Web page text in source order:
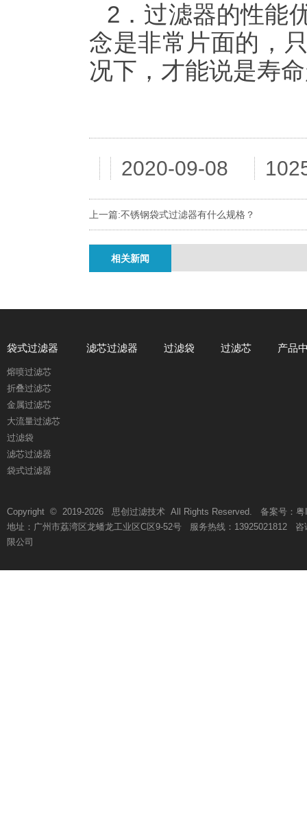
2．过滤器的性能
念是非常片面的，
况下，才能说是寿
2020-09-08
上一篇:不锈钢袋式过滤器有什么规格？
相关新闻
袋式过滤器
熔喷过滤芯
折叠过滤芯
金属过滤芯
大流量过滤芯
过滤袋
滤芯过滤器
袋式过滤器
滤芯过滤器 过滤袋 过滤芯 产品
Copyright © 2019-2026 思创过滤技术 All Rights Reserved. 备案号： 粤
地址：广州市荔湾区龙蟠龙工业区C区9-52号 服务热线：13925021812
限公司